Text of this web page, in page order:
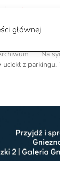
głównej
Na
z